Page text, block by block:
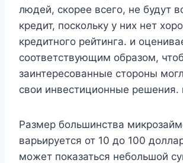
людей, скорее всего, не будут
кредит, поскольку у них нет
кредитного рейтинга. и
соответствующим образом,
заинтересованные стороны
свои инвестиционные решения.
Размер большинства
варьируется от 10 до 100
может показаться небольшой